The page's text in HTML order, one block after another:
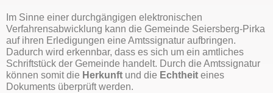
Im Sinne einer durchgängigen elektronischen
Verfahrensabwicklung kann die Gemeinde Seiersberg-Pirka
auf ihren Erledigungen eine Amtssignatur aufbringen.
Dadurch wird erkennbar, dass es sich um ein amtliches
Schriftstück der Gemeinde handelt. Durch die Amtssignatur
können somit die Herkunft und die Echtheit eines
Dokuments überprüft werden.